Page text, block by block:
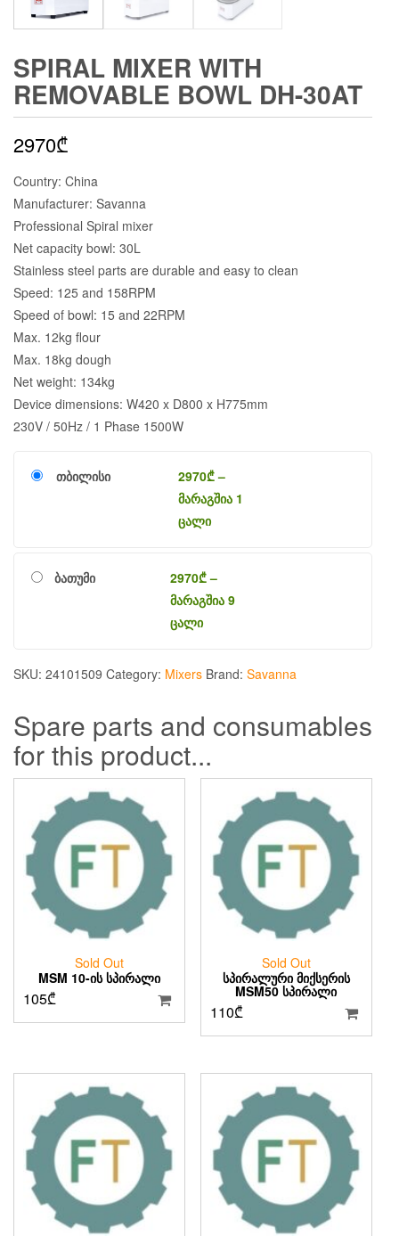
SPIRAL MIXER WITH
REMOVABLE BOWL DH-30AT
2970₾
Country: China
Manufacturer: Savanna
Professional Spiral mixer
Net capacity bowl: 30L
Stainless steel parts are durable and easy to clean
Speed: 125 and 158RPM
Speed of bowl: 15 and 22RPM
Max. 12kg flour
Max. 18kg dough
Net weight: 134kg
Device dimensions: W420 x D800 x H775mm
230V / 50Hz / 1 Phase 1500W
თბილისი 2970₾–
მარაგშია 1
ცალი
ბათუმი 2970₾–
მარაგშია 9
ცალი
SKU: 24101509 Category: Mixers Brand: Savanna
Spare parts and consumables
for this product...
Sold Out
MSM 10-ᲘᲡ ᲡᲞᲘᲠᲐᲚᲘ
105₾
Sold Out
ᲡᲞᲘᲠᲐᲚᲣᲠᲘ ᲛᲘᲥᲡᲔᲠᲘᲡ
MSM50 ᲡᲞᲘᲠᲐᲚᲘ
110₾